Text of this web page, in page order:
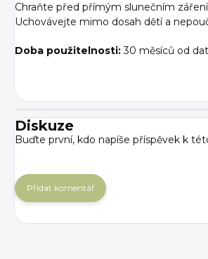
Chraňte před přímým slunečním
Uchovávejte mimo dosah dětí a
Doba použitelnosti: 30 měsíců od
Diskuze
Buďte první, kdo napíše příspěvek k
Přidat komentář